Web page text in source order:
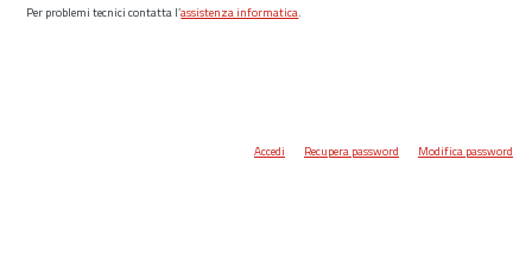
Per problemi tecnici contatta l’assistenza informatica.
Accedi Recupera password Modifica password